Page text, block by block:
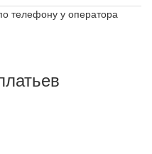
телефону у оператора